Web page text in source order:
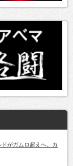
がガムロ超えへ。カ